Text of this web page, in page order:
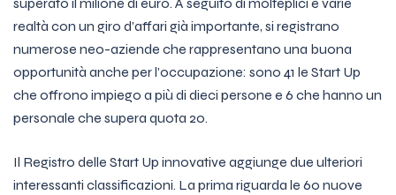
realtà con un giro d’affari già importante, si registrano
numerose neo-aziende che rappresentano una buona
opportunità anche per l’occupazione: sono 41 le Start Up
che offrono impiego a più di dieci persone e 6 che hanno un
personale che supera quota 20.
Il Registro delle Start Up innovative aggiunge due ulteriori
interessanti classificazioni. La prima riguarda le 60 nuove